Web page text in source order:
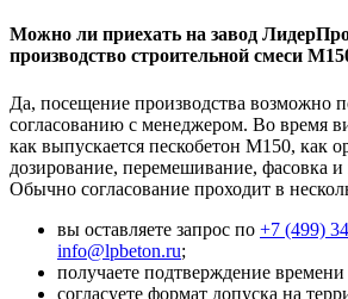
Можно ли приехать на завод
производство строительной смеси
Да, посещение производства возможно
согласованию с менеджером. Во время
как выпускается пескобетон М150, как
дозирование, перемешивание, фасовка и
Обычно согласование проходит в
вы оставляете запрос по +7 (499)
info@lpbeton.ru;
получаете подтверждение времени
согласуете формат допуска на